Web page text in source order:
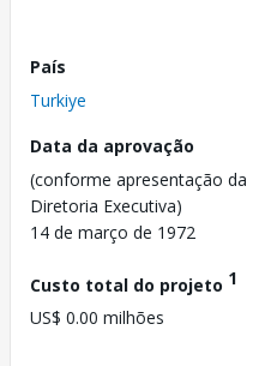
País
Turkiye
Data da aprovação
(conforme apresentação da
Diretoria Executiva)
14 de março de 1972
Custo total do projeto 1
US$ 0.00 milhões